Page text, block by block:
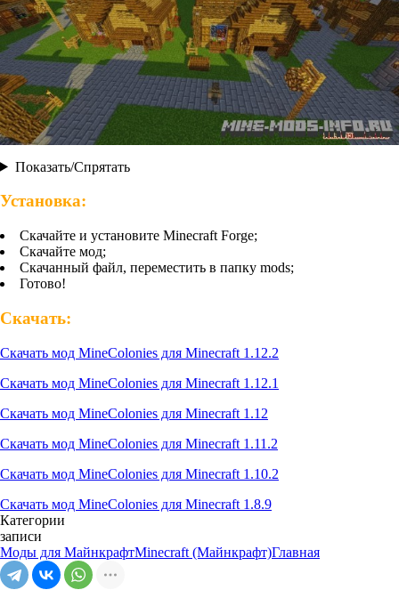
Показать/Спрятать
Установка:
Скачайте и установите Minecraft Forge;
Скачайте мод;
Скачанный файл, переместить в папку mods;
Готово!
Скачать:
Скачать мод MineColonies для Minecraft 1.12.2
Скачать мод MineColonies для Minecraft 1.12.1
Скачать мод MineColonies для Minecraft 1.12
Скачать мод MineColonies для Minecraft 1.11.2
Скачать мод MineColonies для Minecraft 1.10.2
Скачать мод MineColonies для Minecraft 1.8.9
Категории
записи
Моды для МайнкрафтMinecraft (Майнкрафт)Главная